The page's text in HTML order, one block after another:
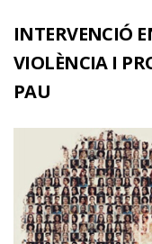
INTERVENCIÓ
VIOLÈNCIA I
PAU